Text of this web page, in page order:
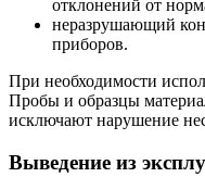
отклонений от
неразрушающий
приборов.
При необходимости
Пробы и образцы
исключают нарушение
Выведение из